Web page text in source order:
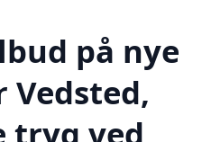
på nye
Vedsted,